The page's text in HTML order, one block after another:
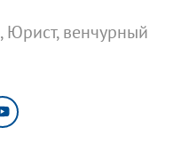
, Юрист, венчурный